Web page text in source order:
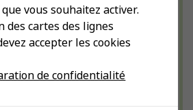
les communes
Genolier, Givrins,
et Saint-Cergue.
nouveaux Peditrains se
vous souhaitez activer.
des cartes des lignes
accepter les cookies
de confidentialité